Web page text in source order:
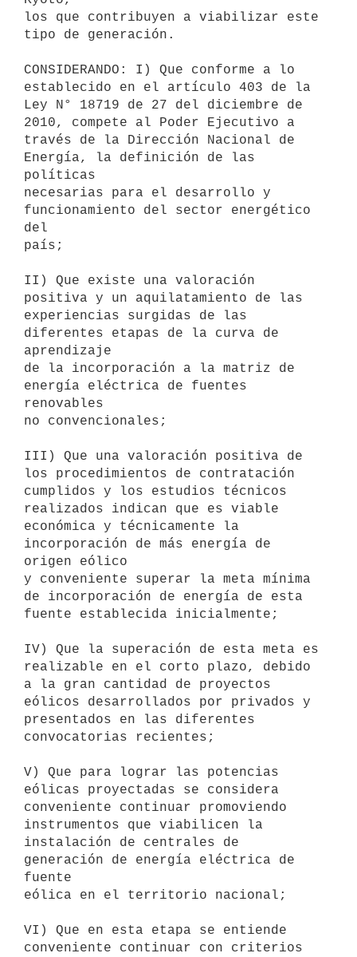
los que contribuyen a viabilizar este
tipo de generación.
CONSIDERANDO: I) Que conforme a lo
establecido en el artículo 403 de la
Ley N° 18719 de 27 del diciembre de
2010, compete al Poder Ejecutivo a
través de la Dirección Nacional de
Energía, la definición de las
políticas
necesarias para el desarrollo y
funcionamiento del sector energético
del
país;
II) Que existe una valoración
positiva y un aquilatamiento de las
experiencias surgidas de las
diferentes etapas de la curva de
aprendizaje
de la incorporación a la matriz de
energía eléctrica de fuentes
renovables
no convencionales;
III) Que una valoración positiva de
los procedimientos de contratación
cumplidos y los estudios técnicos
realizados indican que es viable
económica y técnicamente la
incorporación de más energía de
origen eólico
y conveniente superar la meta mínima
de incorporación de energía de esta
fuente establecida inicialmente;
IV) Que la superación de esta meta es
realizable en el corto plazo, debido
a la gran cantidad de proyectos
eólicos desarrollados por privados y
presentados en las diferentes
convocatorias recientes;
V) Que para lograr las potencias
eólicas proyectadas se considera
conveniente continuar promoviendo
instrumentos que viabilicen la
instalación de centrales de
generación de energía eléctrica de
fuente
eólica en el territorio nacional;
VI) Que en esta etapa se entiende
conveniente continuar con criterios